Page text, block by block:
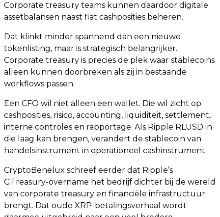
Corporate treasury teams kunnen daardoor digitale
assetbalansen naast fiat cashposities beheren.
Dat klinkt minder spannend dan een nieuwe
tokenlisting, maar is strategisch belangrijker.
Corporate treasury is precies de plek waar stablecoins
alleen kunnen doorbreken als zij in bestaande
workflows passen.
Een CFO wil niet alleen een wallet. Die wil zicht op
cashposities, risico, accounting, liquiditeit, settlement,
interne controles en rapportage. Als Ripple RLUSD in
die laag kan brengen, verandert de stablecoin van
handelsinstrument in operationeel cashinstrument.
CryptoBenelux schreef eerder dat Ripple’s
GTreasury-overname het bedrijf dichter bij de wereld
van corporate treasury en financiële infrastructuur
brengt. Dat oude XRP-betalingsverhaal wordt